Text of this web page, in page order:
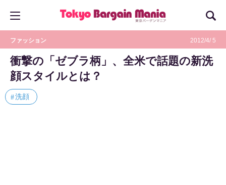
ファッション 2012/4/ 5
衝撃の「ゼブラ柄」、全米で話題の新洗
顔スタイルとは？
洗顔